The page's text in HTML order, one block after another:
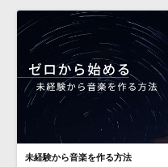
未経験から音楽を作る方法